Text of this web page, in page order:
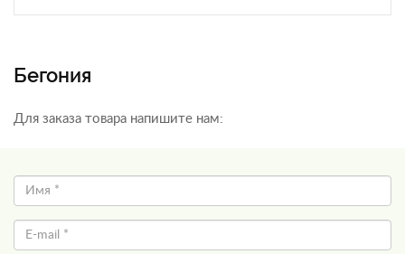
Бегония
Для заказа товара напишите нам: